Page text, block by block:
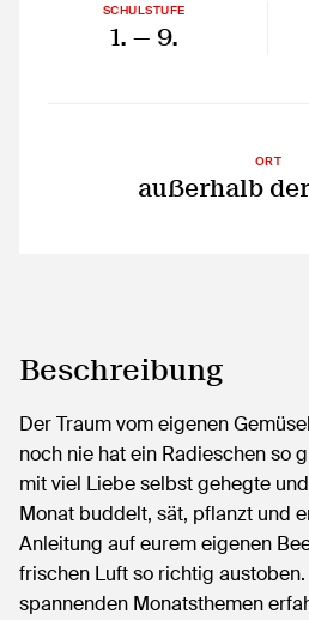
SCHULSTUFE
1. — 9.
ORT
außerhalb
Beschreibung
Der Traum vom eigenen
noch nie hat ein Radieschen so
mit viel Liebe selbst gehegte
Monat buddelt, sät, pflanzt und
Anleitung auf eurem eigenen
frischen Luft so richtig
spannenden Monatsthemen